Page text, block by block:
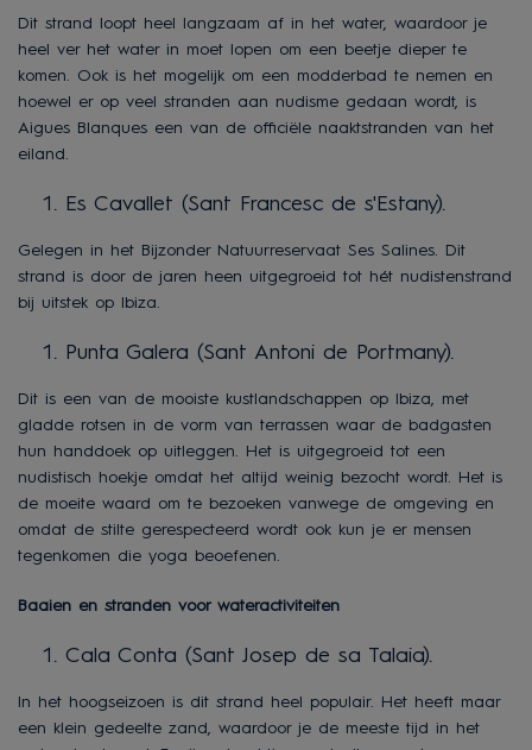
Dit strand loopt heel langzaam af in het water, waardoor je
heel ver het water in moet lopen om een beetje dieper te
komen. Ook is het mogelijk om een modderbad te nemen en
hoewel er op veel stranden aan nudisme gedaan wordt, is
Aigues Blanques een van de officiële naaktstranden van het
eiland.
Es Cavallet (Sant Francesc de s'Estany).
Gelegen in het Bijzonder Natuurreservaat Ses Salines. Dit
strand is door de jaren heen uitgegroeid tot hét nudistenstrand
bij uitstek op Ibiza.
Punta Galera (Sant Antoni de Portmany).
Dit is een van de mooiste kustlandschappen op Ibiza, met
gladde rotsen in de vorm van terrassen waar de badgasten
hun handdoek op uitleggen. Het is uitgegroeid tot een
nudistisch hoekje omdat het altijd weinig bezocht wordt. Het is
de moeite waard om te bezoeken vanwege de omgeving en
omdat de stilte gerespecteerd wordt ook kun je er mensen
tegenkomen die yoga beoefenen.
Baaien en stranden voor wateractiviteiten
Cala Conta (Sant Josep de sa Talaia).
In het hoogseizoen is dit strand heel populair. Het heeft maar
een klein gedeelte zand, waardoor je de meeste tijd in het